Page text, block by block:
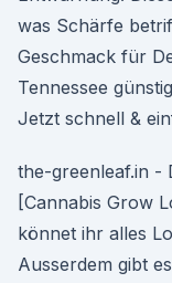
was Schärfe
Geschmack für
Tennessee
Jetzt schnell &
the-greenleaf.in -
[Cannabis Grow
könnet ihr alles
Ausserdem gibt